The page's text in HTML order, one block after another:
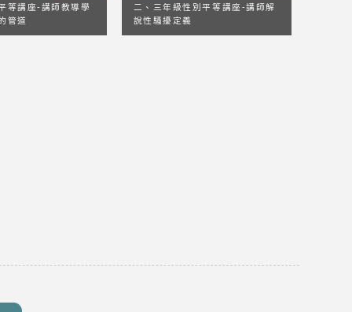
等講座-講師教導學
管道
二、三年級性別平等講座-講師解
說性騷擾定義